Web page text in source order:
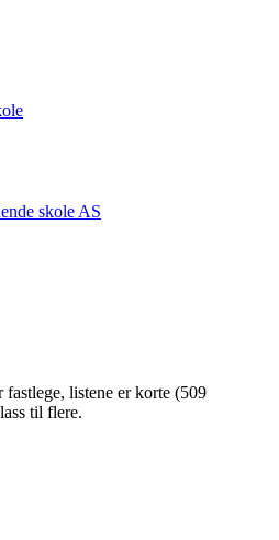
skole AS
listene er korte (509
til flere.